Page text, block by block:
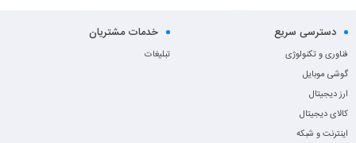
دسترسی سریع
فناوری و تکنولوژی
گوشی موبایل
ارز دیجیتال
کالای دیجیتال
اینترنت و شبکه
خدمات مشتریان
تبلیغات